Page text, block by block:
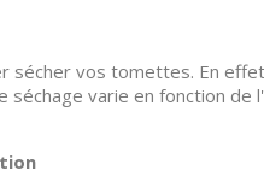
sécher vos tomettes. En
varie en fonction